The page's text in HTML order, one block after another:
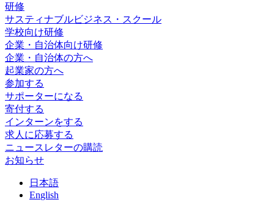
研修
サスティナブルビジネス・スクール
学校向け研修
企業・自治体向け研修
企業・自治体の方へ
起業家の方へ
参加する
サポーターになる
寄付する
インターンをする
求人に応募する
ニュースレターの購読
お知らせ
日 本語
English